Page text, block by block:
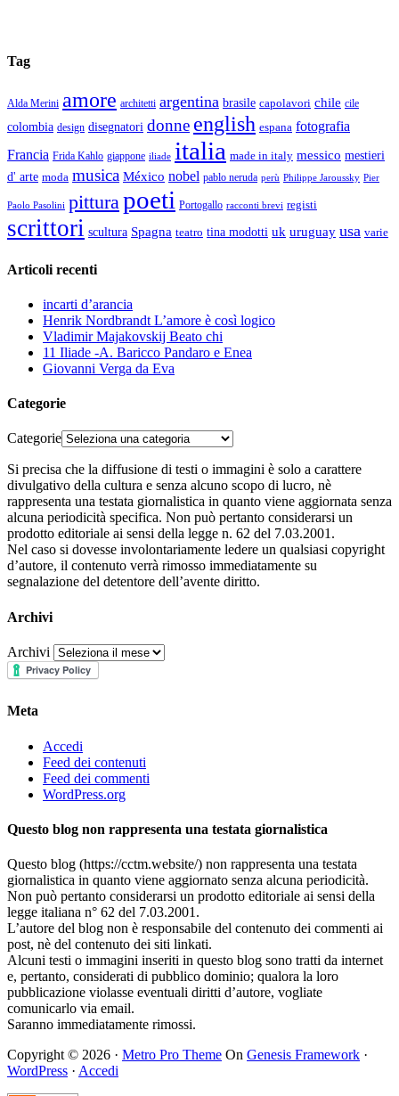
Tag
Alda Merini amore architetti argentina brasile capolavori chile cile
colombia design disegnatori donne english espana fotografia
Francia Frida Kahlo giappone iliade italia made in italy messico mestieri
d' arte moda musica México nobel pablo neruda perù Philippe Jaroussky Pier
Paolo Pasolini pitturapoeti Portogallo racconti brevi registi
scrittori scultura Spagna teatro tina modotti uk uruguay usa varie
Articoli recenti
incarti d’arancia
Henrik Nordbrandt L’amore è così logico
Vladimir Majakovskij Beato chi
11 Iliade -A. Baricco Pandaro e Enea
Giovanni Verga da Eva
Categorie
Categorie
Si precisa che la diffusione di testi o immagini è solo a carattere
divulgativo della cultura e senza alcuno scopo di lucro, nè
rappresenta una testata giornalistica in quanto viene aggiornata senza
alcuna periodicità specifica. Non può pertanto considerarsi un
prodotto editoriale ai sensi della legge n. 62 del 7.03.2001.
Nel caso si dovesse involontariamente ledere un qualsiasi copyright
d’autore, il contenuto verrà rimosso immediatamente su
segnalazione del detentore dell’avente diritto.
Archivi
Archivi
Meta
Accedi
Feed dei contenuti
Feed dei commenti
WordPress.org
Questo blog non rappresenta una testata giornalistica
Questo blog (https://cctm.website/) non rappresenta una testata
giornalistica in quanto viene aggiornato senza alcuna periodicità.
Non può pertanto considerarsi un prodotto editoriale ai sensi della
legge italiana n° 62 del 7.03.2001.
L’autore del blog non è responsabile del contenuto dei commenti ai
post, nè del contenuto dei siti linkati.
Alcuni testi o immagini inseriti in questo blog sono tratti da internet
e, pertanto, considerati di pubblico dominio; qualora la loro
pubblicazione violasse eventuali diritti d’autore, vogliate
comunicarlo via email.
Saranno immediatamente rimossi.
Copyright © 2026 · Metro Pro Theme On Genesis Framework ·
WordPress · Accedi